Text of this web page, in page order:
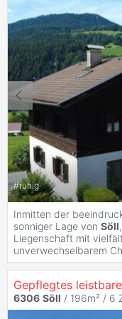
#ruhig
Inmitten der
sonniger Lage von Söll
Liegenschaft mit
unverwechselbarem
6306 Söll / 196m² / 6